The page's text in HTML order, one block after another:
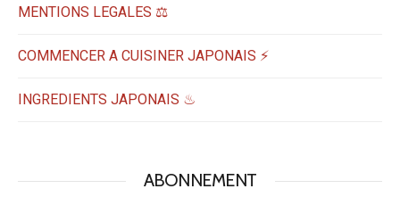
MENTIONS LEGALES ⚖️
COMMENCER A CUISINER JAPONAIS ⚡
INGREDIENTS JAPONAIS ♨
ABONNEMENT